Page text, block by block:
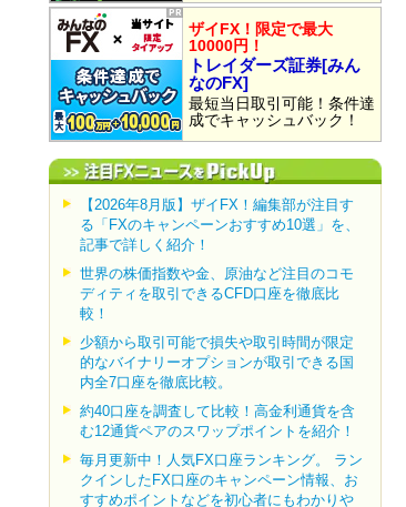
ザイFX！限定で最大
10000円！
トレイダーズ証券[みん
なのFX]
最短当日取引可能！条件達
成でキャッシュバック！
【2026年8月版】ザイFX！編集部が注目す
る「FXのキャンペーンおすすめ10選」を、
記事で詳しく紹介！
世界の株価指数や金、原油など注目のコモ
ディティを取引できるCFD口座を徹底比
較！
少額から取引可能で損失や取引時間が限定
的なバイナリーオプションが取引できる国
内全7口座を徹底比較。
約40口座を調査して比較！高金利通貨を含
む12通貨ペアのスワップポイントを紹介！
毎月更新中！人気FX口座ランキング。 ラン
クインしたFX口座のキャンペーン情報、お
すすめポイントなどを初心者にもわかりや